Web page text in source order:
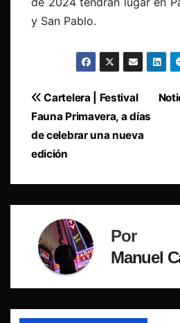
y San Pablo.
Navegación
de
entradas
Cartelera | Festival
Fauna Primavera, a días
de celebrar una nueva
edición
Por
Manuel